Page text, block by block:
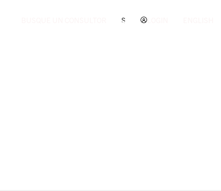
S LOGIN